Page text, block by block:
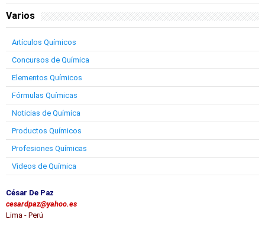
Varios
Artículos Químicos
Concursos de Química
Elementos Químicos
Fórmulas Químicas
Noticias de Química
Productos Químicos
Profesiones Químicas
Videos de Química
César De Paz
cesardpaz@yahoo.es
Lima - Perú